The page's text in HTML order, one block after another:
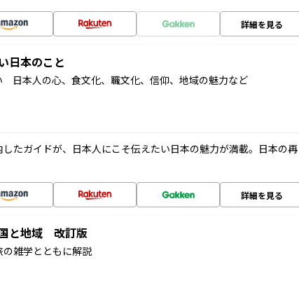
詳細を見る
日本のこと
日本人の心、食文化、職文化、信仰、地域の魅力など
たガイドが、日本人にこそ伝えたい日本の魅力が満載。日本の再
詳細を見る
と地域 改訂版
の雑学とともに解説